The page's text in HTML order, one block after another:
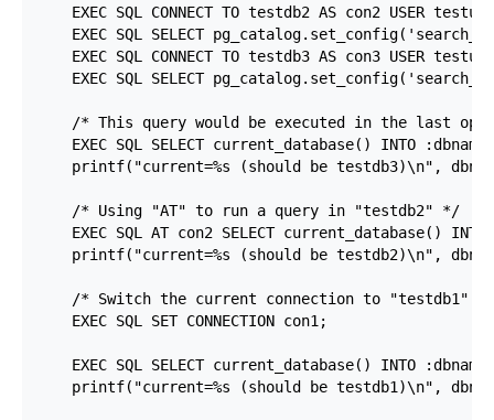
EXEC SQL CONNECT TO testdb2 AS con2 USER
EXEC SQL SELECT
EXEC SQL CONNECT TO testdb3 AS con3 USER
EXEC SQL SELECT
/* This query would be executed in the last
    EXEC SQL SELECT current_database() INTO :dbname;
printf("current=%s (should be testdb3)\n",
    /* Using "AT" to run a query in "testdb2" */
EXEC SQL AT con2 SELECT current_database() INTO
printf("current=%s (should be testdb2)\n",
/* Switch the current connection to "testdb1".
    EXEC SQL SET CONNECTION con1;
    EXEC SQL SELECT current_database() INTO :dbname;
printf("current=%s (should be testdb1)\n",